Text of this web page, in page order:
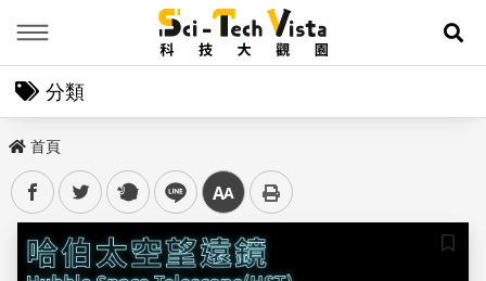
展
分類
首頁
facebooktwitter plurk line 中
儲存